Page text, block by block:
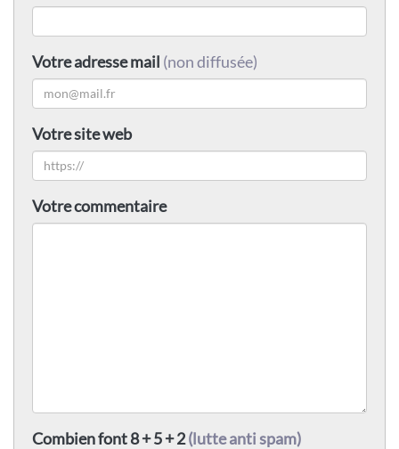
Votre adresse mail (non diffusée)
Votre site web
Votre commentaire
Combien font 8 + 5 + 2(lutte anti spam)